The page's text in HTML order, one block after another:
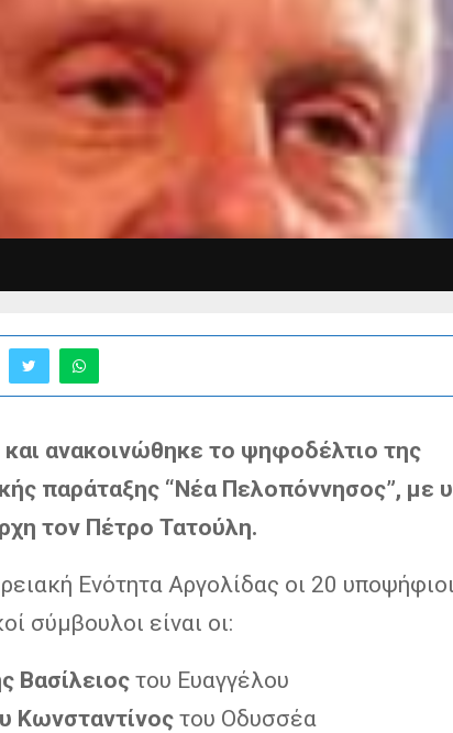
ανακοινώθηκε το ψηφοδέλτιο της
παράταξης “Νέα Πελοπόννησος”, με
τον Πέτρο Τατούλη.
Ενότητα Αργολίδας οι 20 υποψήφιοι
σύμβουλοι είναι οι:
Βασίλειος του Ευαγγέλου
Κωνσταντίνος του Οδυσσέα